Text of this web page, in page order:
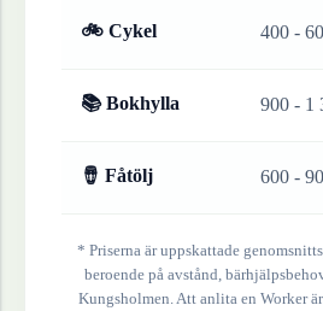
🚲 Cykel 400 -
📚 Bokhylla 900 - 1
🪘 Fåtölj 600 -
* Priserna är uppskattade
beroende på avstånd,
Kungsholmen. Att anlita en Worker